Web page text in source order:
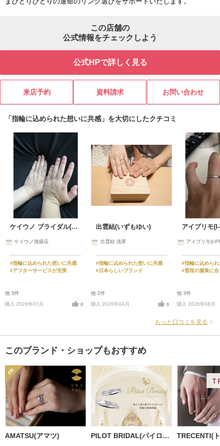
この店舗の
公式情報をチェックしよう
公式HPで詳しく見る
来店予約 資料請求 お問い合わせ
「指輪に込められた想いに共感」を大切にしたクチコミ
ケイウノ ブライダル(K.UNO BRIDAL)
ケイウノ池袋店
#指輪に込められた想いに共感
#アフターサービスが充実
他 3件
購入 2026年07月
0
出雲結(いずもゆい)
出雲結 浅草
#指輪に込められた想いに共感
#日本らしいブランド
他 2件
購入 2026年04月
0
アイプリモ
アイプリモ(I-
#指輪に込めら
#普段の服装に合
他 3件
購入 2026年08月
もっと口コミを見る
このブランド・ショップもおすすめ
AMATSU(アマツ) PILOT BRIDAL(パイロットブライダル) TRECENTI(